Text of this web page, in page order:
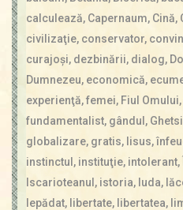
calculează, Capernaum, Cină,
civilizaţie, conservator,
curajoşi, dezbinării, dialog,
Dumnezeu, economică,
experienţă,femei, Fiul Omului,
fundamentalist, gândul,
globalizare, gratis, Iisus,
instinctul, instituţie, intolerant,
Iscarioteanul, istoria, Iuda,
lepădat, libertate, libertatea,